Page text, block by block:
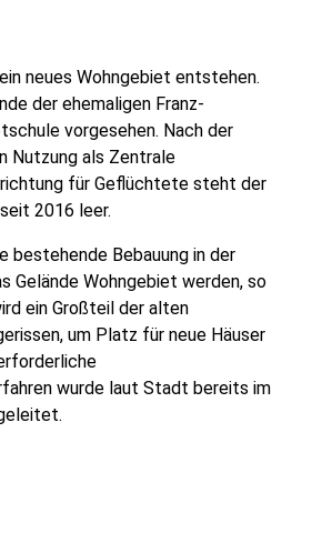
neues Wohngebiet entstehen.
der ehemaligen Franz-
vorgesehen. Nach der
Nutzung als Zentrale
für Geflüchtete steht der
2016 leer.
bestehende Bebauung in der
Gelände Wohngebiet werden, so
ein Großteil der alten
um Platz für neue Häuser
wurde laut Stadt bereits im